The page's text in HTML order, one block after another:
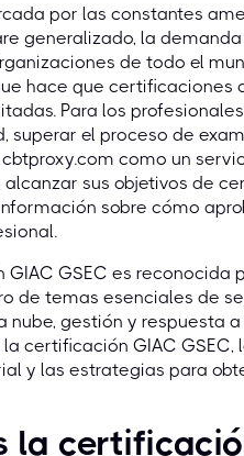
por las constantes
generalizado, la
de todo el
hace que certificaciones
Para los
superar el proceso de
como un
sus objetivos de
sobre cómo
GIAC GSEC es reconocida
de temas esenciales de
nube, gestión y respuesta
certificación GIAC
y las estrategias para
la